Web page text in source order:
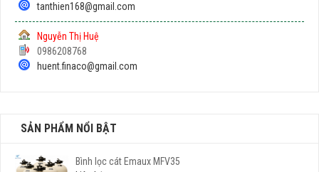
tanthien168@gmail.com
Nguyễn Thị Huệ
0986208768
huent.finaco@gmail.com
SẢN PHẨM NỔI BẬT
Bình lọc cát Emaux MFV35